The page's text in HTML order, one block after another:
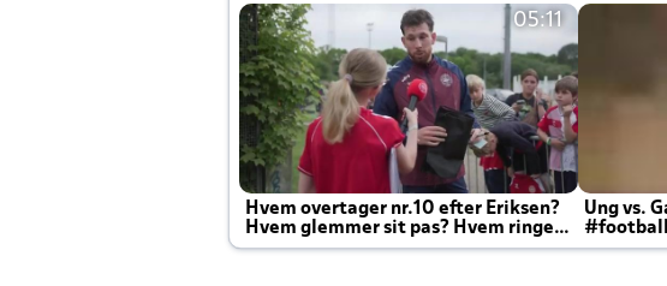
05:11
Hvem overtager nr.10 efter Eriksen?
Hvem glemmer sit pas? Hvem ringer
Joachim altid til efter kampe?
Ung vs.
#football